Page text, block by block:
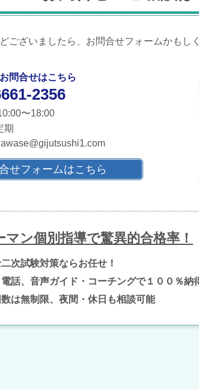
ございましたら、お問合せフォームかもし
問合せはこちら
2356
〜18:00
期
せフォームはこちら
マン個別指導で驚異的合格率！
次試験対策ならお任せ！
話、音声ガイド・コーチングで１００％納
は無制限、夜間・休日も相談可能